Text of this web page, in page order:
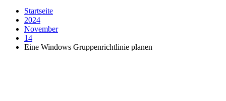
Startseite
2024
November
14
Eine Windows Gruppenrichtlinie planen